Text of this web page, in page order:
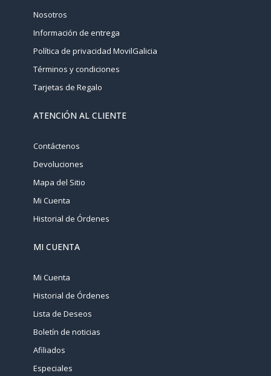
Nosotros
Información de entrega
Política de privacidad MovilGalicia
Términos y condiciones
Tarjetas de Regalo
ATENCIÓN AL CLIENTE
Contáctenos
Devoluciones
Mapa del Sitio
Mi Cuenta
Historial de Órdenes
MI CUENTA
Mi Cuenta
Historial de Órdenes
Lista de Deseos
Boletín de noticias
Afiliados
Especiales